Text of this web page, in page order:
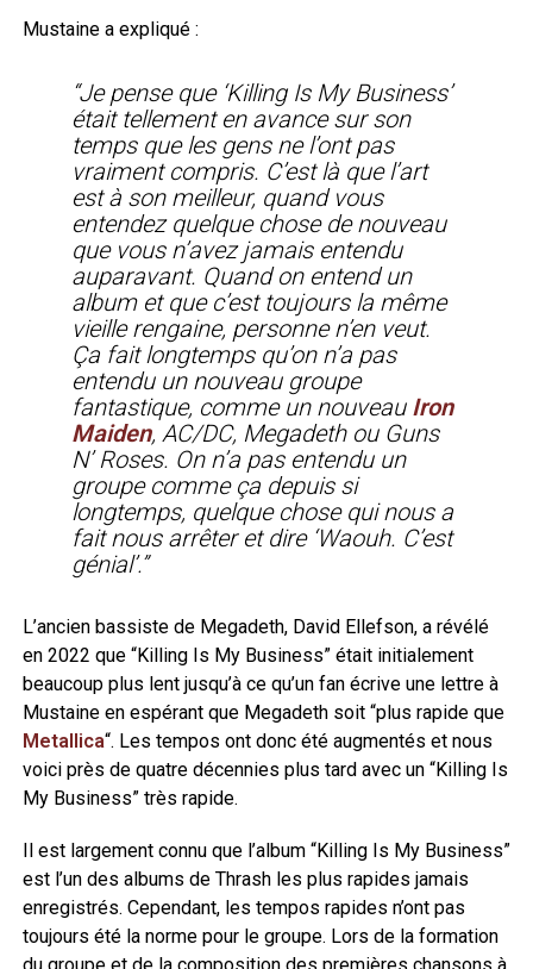
Mustaine a expliqué :
“Je pense que ‘Killing Is My Business’
était tellement en avance sur son
temps que les gens ne l’ont pas
vraiment compris. C’est là que l’art
est à son meilleur, quand vous
entendez quelque chose de nouveau
que vous n’avez jamais entendu
auparavant. Quand on entend un
album et que c’est toujours la même
vieille rengaine, personne n’en veut.
Ça fait longtemps qu’on n’a pas
entendu un nouveau groupe
fantastique, comme un nouveau Iron
Maiden, AC/DC, Megadeth ou Guns
N’ Roses. On n’a pas entendu un
groupe comme ça depuis si
longtemps, quelque chose qui nous a
fait nous arrêter et dire ‘Waouh. C’est
génial’.”
L’ancien bassiste de Megadeth, David Ellefson, a révélé
en 2022 que “Killing Is My Business” était initialement
beaucoup plus lent jusqu’à ce qu’un fan écrive une lettre à
Mustaine en espérant que Megadeth soit “plus rapide que
Metallica“. Les tempos ont donc été augmentés et nous
voici près de quatre décennies plus tard avec un “Killing Is
My Business” très rapide.
Il est largement connu que l’album “Killing Is My Business”
est l’un des albums de Thrash les plus rapides jamais
enregistrés. Cependant, les tempos rapides n’ont pas
toujours été la norme pour le groupe. Lors de la formation
du groupe et de la composition des premières chansons à